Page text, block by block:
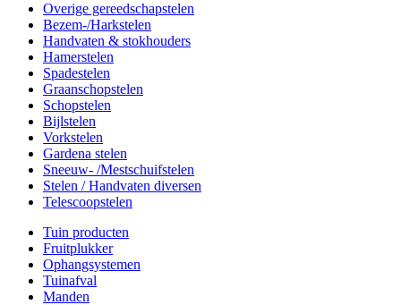
Overige gereedschapstelen
Bezem-/Harkstelen
Handvaten & stokhouders
Hamerstelen
Spadestelen
Graanschopstelen
Schopstelen
Bijlstelen
Vorkstelen
Gardena stelen
Sneeuw- /Mestschuifstelen
Stelen / Handvaten diversen
Telescoopstelen
Tuin producten
Fruitplukker
Ophangsystemen
Tuinafval
Manden